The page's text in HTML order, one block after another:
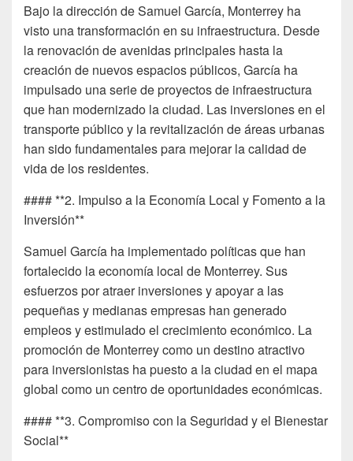
Bajo la dirección de Samuel García, Monterrey ha
visto una transformación en su infraestructura. Desde
la renovación de avenidas principales hasta la
creación de nuevos espacios públicos, García ha
impulsado una serie de proyectos de infraestructura
que han modernizado la ciudad. Las inversiones en el
transporte público y la revitalización de áreas urbanas
han sido fundamentales para mejorar la calidad de
vida de los residentes.
#### **2. Impulso a la Economía Local y Fomento a la
Inversión**
Samuel García ha implementado políticas que han
fortalecido la economía local de Monterrey. Sus
esfuerzos por atraer inversiones y apoyar a las
pequeñas y medianas empresas han generado
empleos y estimulado el crecimiento económico. La
promoción de Monterrey como un destino atractivo
para inversionistas ha puesto a la ciudad en el mapa
global como un centro de oportunidades económicas.
#### **3. Compromiso con la Seguridad y el Bienestar
Social**